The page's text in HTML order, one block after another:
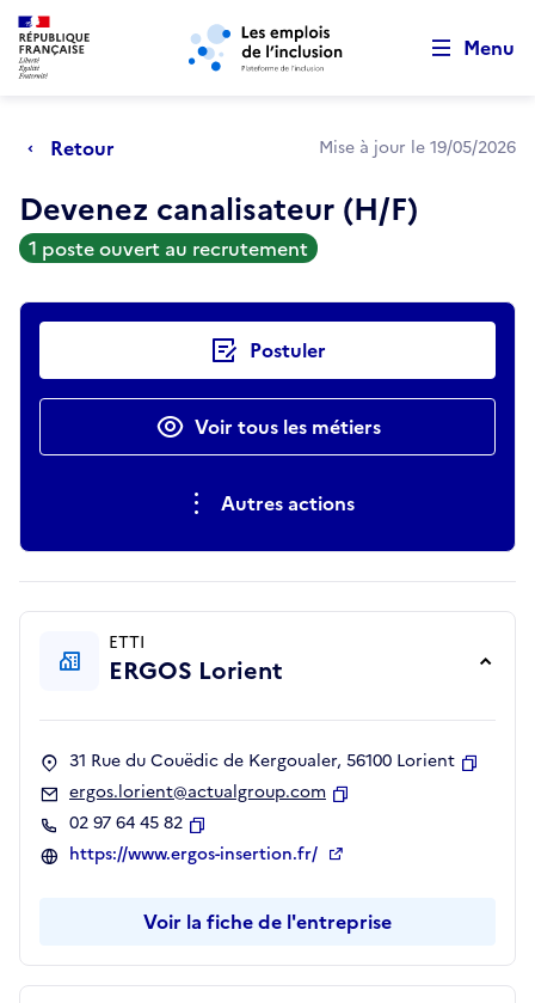
Aller au menu principal Aller au contenu principal
Menu
Retour Mise à jour le 19/05/2026
Devenez canalisateur (H/F)
1 poste ouvert au recrutement
Actions rapides Postuler
Voir tous les métiers
Autres actions
ETTI
ERGOS Lorient
31 Rue du Couëdic de Kergoualer, 56100 Lorient
ergos.lorient@actualgroup.com
02 97 64 45 82
Copier
https://www.ergos-insertion.fr/
Voir la fiche de l'entreprise
Retour au début de la page
Panneau de gestion des cookies